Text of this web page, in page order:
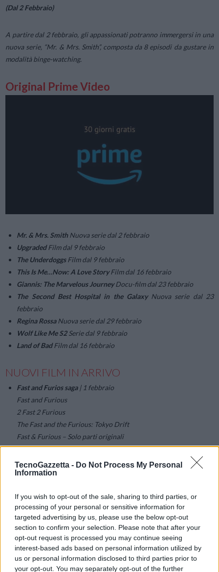
TecnoGazzetta - Do Not Process My Personal
Information
If you wish to opt-out of the sale, sharing to third parties, or
processing of your personal or sensitive information for
targeted advertising by us, please use the below opt-out
section to confirm your selection. Please note that after your
opt-out request is processed you may continue seeing
interest-based ads based on personal information utilized by
us or personal information disclosed to third parties prior to
your opt-out. You may separately opt-out of the further
(Dal 2 Febbraio)
A partire dal 2 febbraio, gli appassionati potranno immergersi in una
nuova serie, “Mr. & Mrs. Smith”, composta da 8 episodi da gustare in
modalità binge-watching.
Original Prime Video
Mr. & Mrs. SmithNuova serie dal 2 febbraio
UpgradedFilm dal 9 febbraio
The UnderdoggsFilm dal 9 febbraio
This Is Me…Now: A Love StoryFilm dal 16 febbraio
Giannis: The Marvelous JourneyDocu-film dal 23 febbraio
The Second Best Hospital in the GalaxyNuova serie dal 23
febbraio
Regina RossaNuova serie dal 29 febbraio
Wolf Like Me S2Serie dal 9 febbraio
Land of BadFilm dal 16 febbraio
NUOVI FILM IN ARRIVO
Fast and Furios saga| 1 febbraio
Fast and Furious
2 Fast 2 Furious
The Fast and the Furious: Tokyo Drift
Fast & Furious – Solo parti originali
Fast & Furious 5
Fast & Furious 6
Fast & Furious 7
La pantera rosa saga| 1 febbraio
La pantera rosa
La pantera rosa 2
La vendetta della pantera rosa
La pantera rosa sfida l’ispettore Clouseau
La pantera rosa colpisce ancora